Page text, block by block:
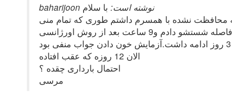
baharijoon نوشته است: با سلام
12دی(یکروز بعد از اتمام عادت)رابطه محافظت نشده با همسرم داشتم طوری که تمام منی
داخل واژن تخلیه شد.بلافاصله شستشو دادم و9 ساعت بعد از روش اورژانسی (2عدد hdو 12ساعت بعد 2عدد دیگر)مصرف کردم.7روز بعداز مصرف خون ریزی داشتم
الان 12 روزه که عقب افتاده
احتمال بارداری چقده ؟
مرسی